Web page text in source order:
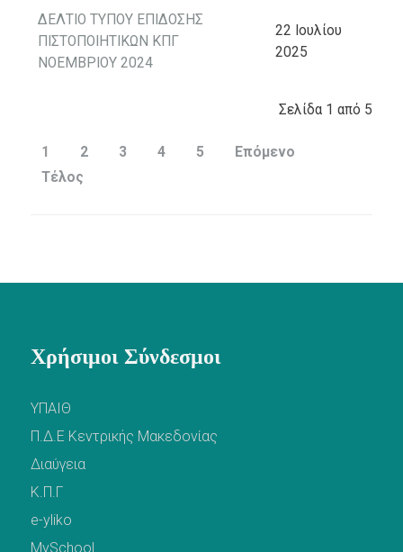
ΔΕΛΤΙΟ ΤΥΠΟΥ ΕΠΙΔΟΣΗΣ
ΠΙΣΤΟΠΟΙΗΤΙΚΩΝ ΚΠΓ
ΝΟΕΜΒΡΙΟΥ 2024
22 Ιουλίου
2025
Σελίδα 1 από 5
1 2 3 4 5
Επόμενο
Τέλος
Χρήσιμοι Σύνδεσμοι
ΥΠΑΙΘ
Π.Δ.Ε Κεντρικής Μακεδονίας
Διαύγεια
Κ.Π.Γ
e-yliko
MySchool